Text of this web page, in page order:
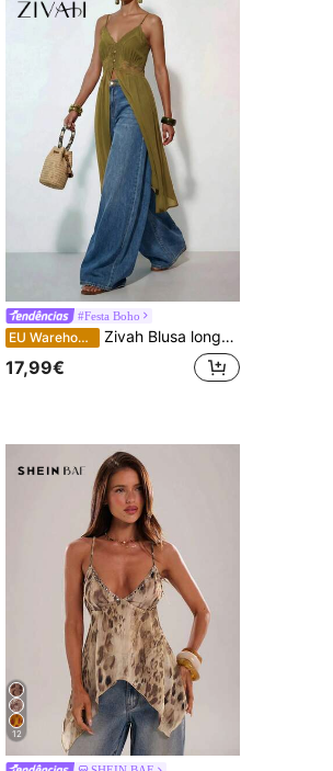
#Festa Boho
EU Warehouse Zivah Blusa longa e elegante de chiffon com alças finas, decote em V, camadas de renda e patchwork, na cor verde. Ideal para: Festival de Música Primavera/Verão 2026, Páscoa, Dia de São Patrício, Dia dos Namorados, Encontro Romântico, Estilo Western, Estilo Nômade, Festa de Aniversário, Formatura, Estilo Universitário, Estudante, Uso Diário, Versátil e Básico, Casual, Férias, Cruzeiro, Praia, Banho de Sol, Sucesso Viral, Moda Urbana, Convidada de Casamento, Uso Diário, Brunch, Aeroporto, Festa, Passeio de Férias, Roupa de Escritório.
17,99€
12